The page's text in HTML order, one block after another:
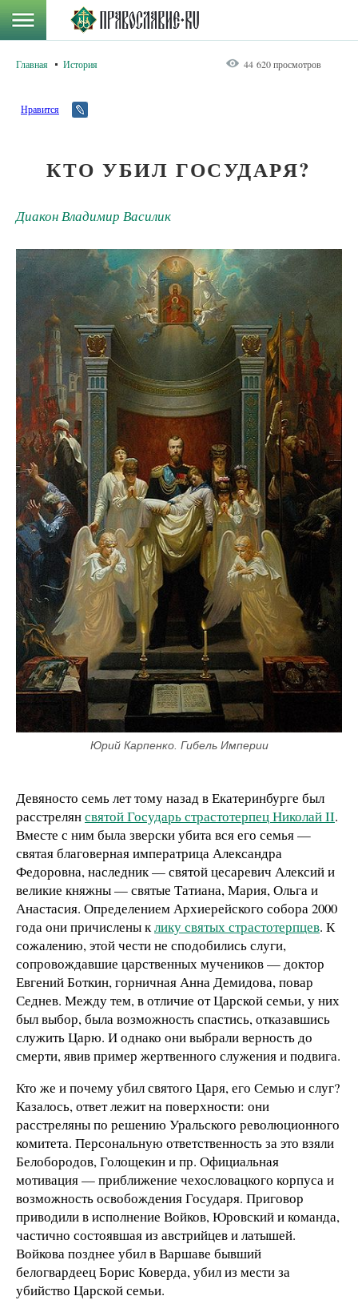
Главная История 44 620 просмотров
Нравится
КТО УБИЛ ГОСУДАРЯ?
Диакон Владимир Василик
Юрий Карпенко. Гибель Империи
Девяносто семь лет тому назад в Екатеринбурге был
расстрелянсвятой Государь страстотерпец Николай ΙΙ.
Вместе с ним была зверски убита вся его семья —
святая благоверная императрица Александра
Федоровна, наследник — святой цесаревич Алексий и
великие княжны — святые Татиана, Мария, Ольга и
Анастасия. Определением Архиерейского собора 2000
года они причислены клику святых страстотерпцев. К
сожалению, этой чести не сподобились слуги,
сопровождавшие царственных мучеников — доктор
Евгений Боткин, горничная Анна Демидова, повар
Седнев. Между тем, в отличие от Царской семьи, у них
был выбор, была возможность спастись, отказавшись
служить Царю. И однако они выбрали верность до
смерти, явив пример жертвенного служения и подвига.
Кто же и почему убил святого Царя, его Семью и слуг?
Казалось, ответ лежит на поверхности: они
расстреляны по решению Уральского революционного
комитета. Персональную ответственность за это взяли
Белобородов, Голощекин и пр. Официальная
мотивация — приближение чехословацкого корпуса и
возможность освобождения Государя. Приговор
приводили в исполнение Войков, Юровский и команда,
частично состоявшая из австрийцев и латышей.
Войкова позднее убил в Варшаве бывший
белогвардеец Борис Коверда, убил из мести за
убийство Царской семьи.